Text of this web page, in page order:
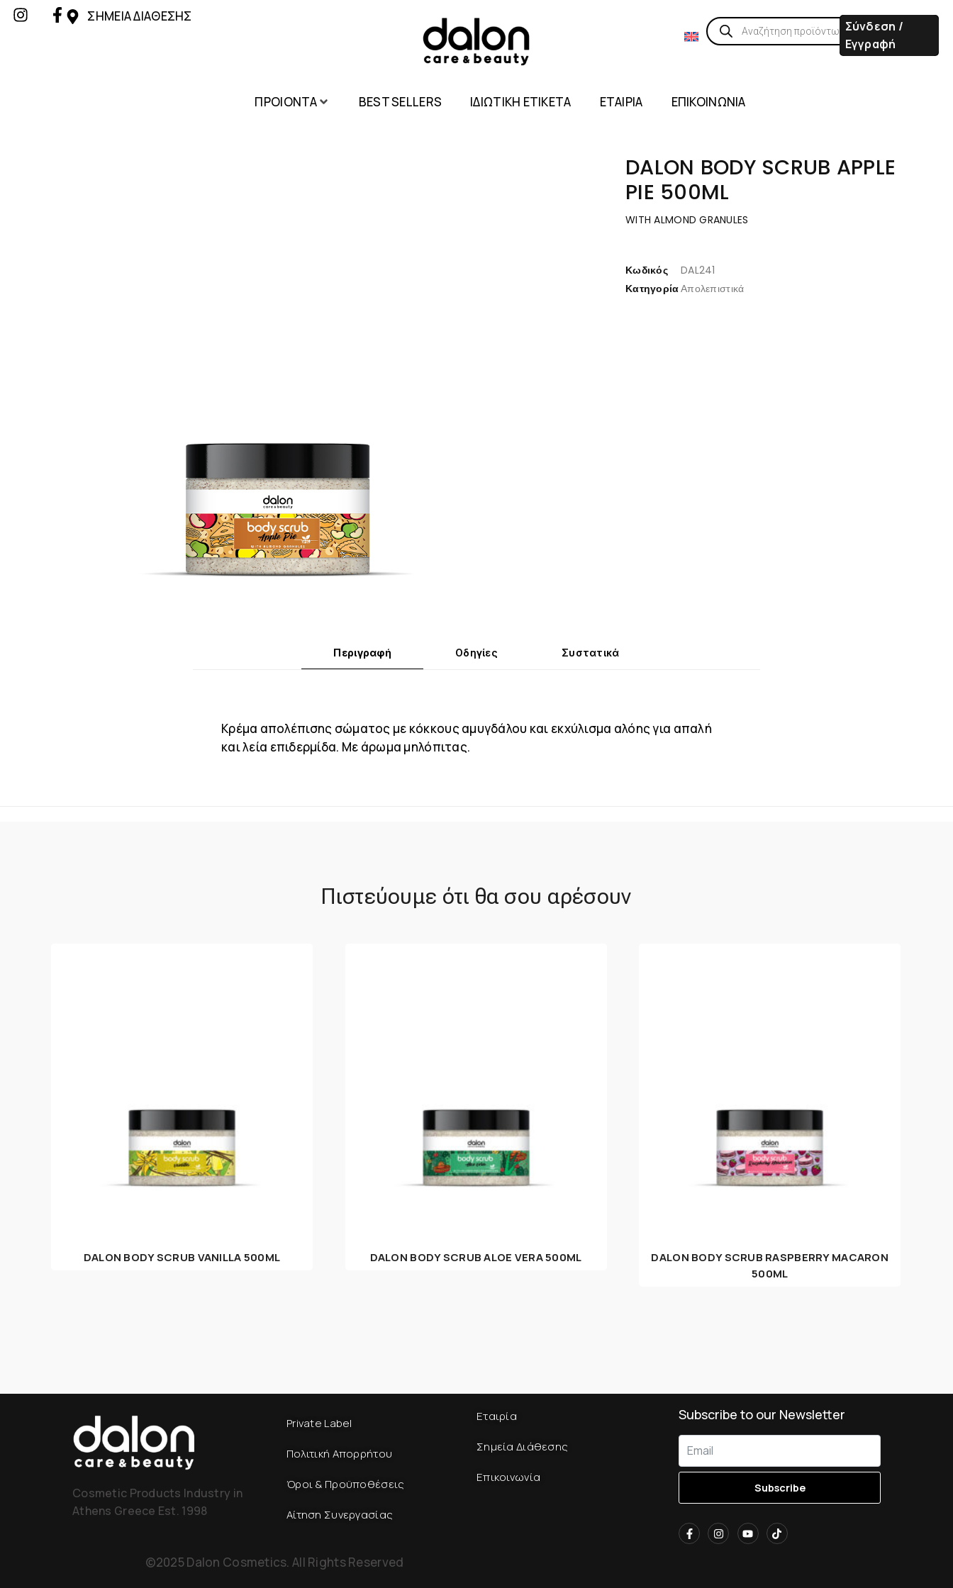
ΣΗΜΕΙΑ ΔΙΑΘΕΣΗΣ
Σύνδεση /
Εγγραφή
ΠΡΟΙΟΝΤΑ BEST SELLERS ΙΔΙΩΤΙΚΗ ΕΤΙΚΕΤΑ ΕΤΑΙΡΙΑ ΕΠΙΚΟΙΝΩΝΙΑ
DALON BODY SCRUB APPLE
PIE 500ML
WITH ALMOND GRANULES
Κωδικός
DAL241
ΚατηγορίαΑπολεπιστικά
Περιγραφή Οδηγίες Συστατικά
Κρέμα απολέπισης σώματος με κόκκους αμυγδάλου και εκχύλισμα αλόης για απαλή
και λεία επιδερμίδα. Με άρωμα μηλόπιτας.
Πιστεύουμε ότι θα σου αρέσουν
DALON BODY SCRUB VANILLA 500ML DALON BODY SCRUB ALOE VERA 500ML
DALON BODY SCRUB RASPBERRY MACARON
500ML
Cosmetic Products Industry in
Athens Greece Est. 1998
Private Label
Πολιτική Απορρήτου
Όροι & Προϋποθέσεις
Αίτηση Συνεργασίας
Εταιρία
Σημεία Διάθεσης
Επικοινωνία
Subscribe to our Newsletter
Subscribe
©2025 Dalon Cosmetics. All Rights Reserved